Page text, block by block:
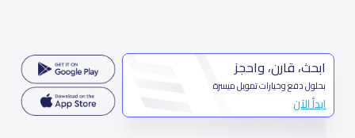
ابحث، قارن، واحجز
بحلول دفع وخيارات تمويل ميسرة
ابدأ الآن